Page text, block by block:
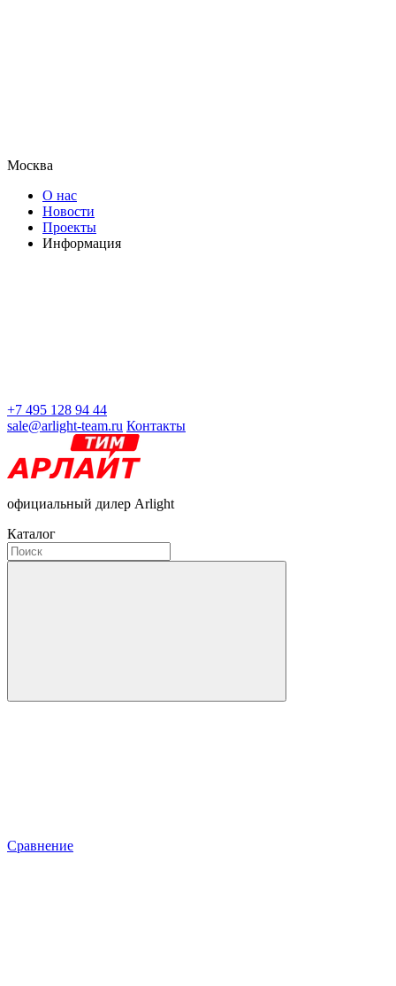
Москва
О нас
Новости
Проекты
Информация
+7 495 128 94 44
sale@arlight-team.ru Контакты
официальный дилер Arlight
Каталог
Сравнение